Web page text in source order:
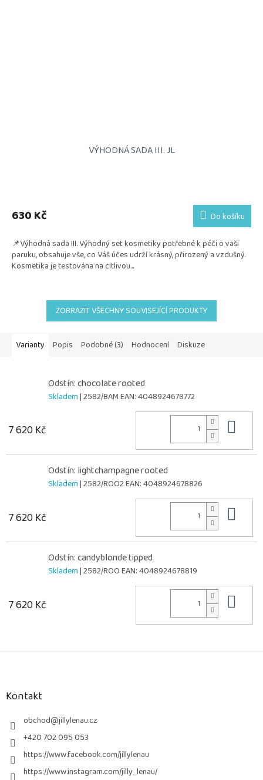
VÝHODNÁ SADA III. JL
produktu
je
z
5
hvězdiček.
630 Kč Do košíku
📌Výhodná sada III. Výhodný set kosmetiky potřebné k péči o vaši
paruku, obsahuje vše, co Váš účes udrží krásný, přirozený a vzdušný.
Kosmetika je testována na citlivou...
ZOBRAZIT VŠECHNY SOUVISEJÍCÍ PRODUKTY
Varianty Popis Podobné (3) Hodnocení Diskuze
Odstín: chocolate rooted
Skladem| 2582/BAMEAN:4048924678772
7 620 Kč
Odstín: lightchampagne rooted
Skladem| 2582/ROO2EAN:4048924678826
7 620 Kč
Odstín: candyblonde tipped
Skladem| 2582/ROOEAN:4048924678819
7 620 Kč
Z
Kontakt
obchod@jillylenau.cz
+420 702 095 053
https://www.facebook.com/jillylenau
https://www.instagram.com/jilly_lenau/